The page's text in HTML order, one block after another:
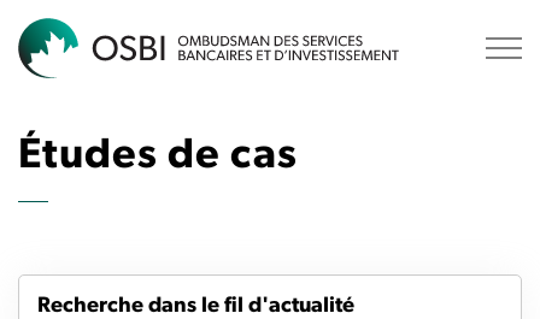
Études de cas
Recherche dans le fil d'actualité